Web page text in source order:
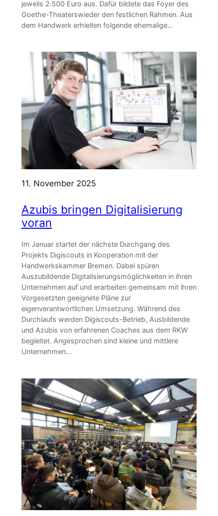
jeweils 2.500 Euro aus. Dafür bildete das Foyer des
Goethe-Theaterswieder den festlichen Rahmen. Aus
dem Handwerk erhielten folgende ehemalige…
11. November 2025
Azubis bringen Digitalisierung
voran
Im Januar startet der nächste Durchgang des
Projekts Digiscouts in Kooperation mit der
Handwerkskammer Bremen. Dabei spüren
Auszubildende Digitalisierungsmöglichkeiten in ihren
Unternehmen auf und erarbeiten gemeinsam mit ihren
Vorgesetzten geeignete Pläne zur
eigenverantwortlichen Umsetzung. Während des
Durchlaufs werden Digiscouts-Betrieb, Ausbildende
und Azubis von erfahrenen Coaches aus dem RKW
begleitet. Angesprochen sind kleine und mittlere
Unternehmen…